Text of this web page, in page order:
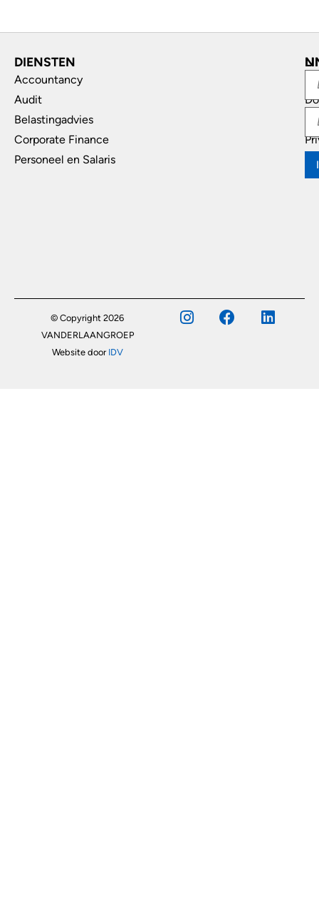
DIENSTEN
Accountancy
Audit
Belastingadvies
Corporate Finance
Personeel en Salaris
© Copyright 2026
VANDERLAANGROEP
Website door IDV